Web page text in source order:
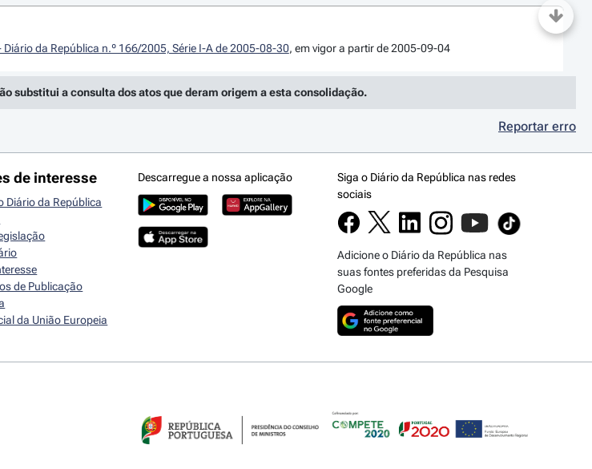
Diário da República n.º 166/2005, Série I-A de 2005-08-30, em vigor a partir de 2005-09-04
substitui a consulta dos atos que deram origem a esta consolidação.
Reportar erro
de interesse
Diário da República
de Publicação
da União Europeia
Descarregue a nossa aplicação
Siga o Diário da República nas redes
sociais
Adicione o Diário da República nas
suas fontes preferidas da Pesquisa
Google